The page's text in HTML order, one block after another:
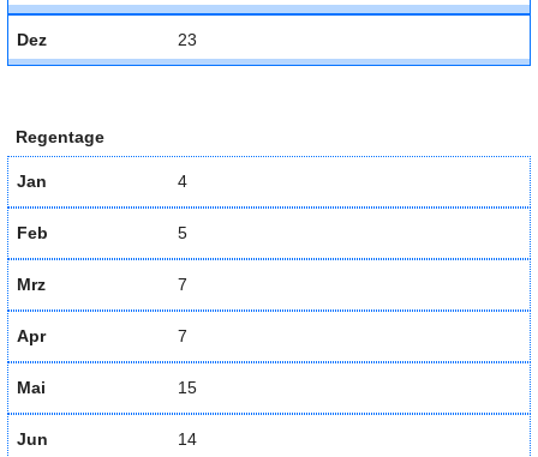
Dez 23
Regentage
Jan 4
Feb 5
Mrz 7
Apr 7
Mai 15
Jun 14